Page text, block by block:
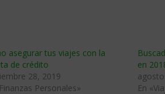
asegurar tus viajes con la
de crédito
28, 2019
Personales»
en
En